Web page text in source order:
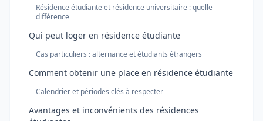
Résidence étudiante et résidence universitaire : quelle
différence
Qui peut loger en résidence étudiante
Cas particuliers : alternance et étudiants étrangers
Comment obtenir une place en résidence étudiante
Calendrier et périodes clés à respecter
Avantages et inconvénients des résidences